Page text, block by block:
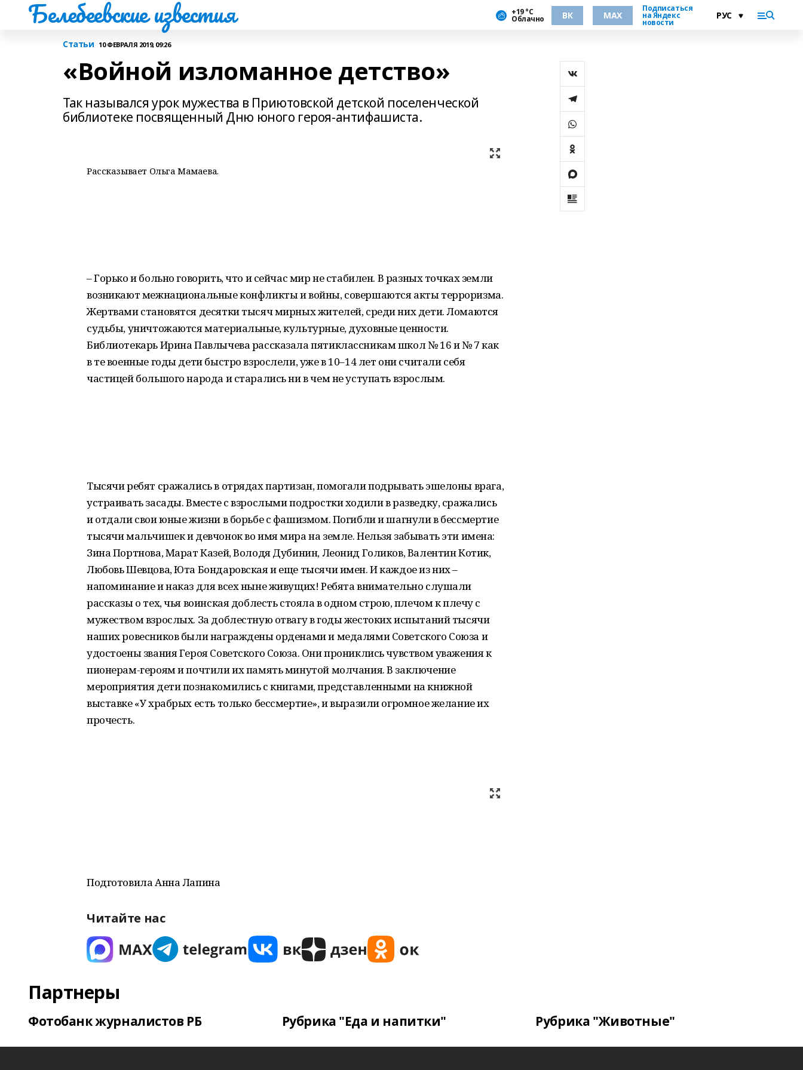
Белебеевские известия +19 °С
Облачно ВК MAX
Подписаться
на Яндекс
новости
Статьи 10 ФЕВРАЛЯ 2019, 09:26
«Войной изломанное детство»
Так назывался урок мужества в Приютовской детской поселенческой
библиотеке посвященный Дню юного героя-антифашиста.
Рассказывает Ольга Мамаева.
– Горько и больно говорить, что и сейчас мир не стабилен. В разных точках земли
возникают межнациональные конфликты и войны, совершаются акты терроризма.
Жертвами становятся десятки тысяч мирных жителей, среди них дети. Ломаются
судьбы, уничтожаются материальные, культурные, духовные ценности.
Библиотекарь Ирина Павлычева рассказала пятиклассникам школ № 16 и № 7 как
в те военные годы дети быстро взрослели, уже в 10–14 лет они считали себя
частицей большого народа и старались ни в чем не уступать взрослым.
Тысячи ребят сражались в отрядах партизан, помогали подрывать эшелоны врага,
устраивать засады. Вместе с взрослыми подростки ходили в разведку, сражались
и отдали свои юные жизни в борьбе с фашизмом. Погибли и шагнули в бессмертие
тысячи мальчишек и девчонок во имя мира на земле. Нельзя забывать эти имена:
Зина Портнова, Марат Казей, Володя Дубинин, Леонид Голиков, Валентин Котик,
Любовь Шевцова, Юта Бондаровская и еще тысячи имен. И каждое из них –
напоминание и наказ для всех ныне живущих! Ребята внимательно слушали
рассказы о тех, чья воинская доблесть стояла в одном строю, плечом к плечу с
мужеством взрослых. За доблестную отвагу в годы жестоких испытаний тысячи
наших ровесников были награждены орденами и медалями Советского Союза и
удостоены звания Героя Советского Союза. Они прониклись чувством уважения к
пионерам-героям и почтили их память минутой молчания. В заключение
мероприятия дети познакомились с книгами, представленными на книжной
выставке «У храбрых есть только бессмертие», и выразили огромное желание их
прочесть.
Подготовила Анна Лапина
Читайте нас
Партнеры
Фотобанк журналистов РБ Рубрика "Еда и напитки" Рубрика "Животные"